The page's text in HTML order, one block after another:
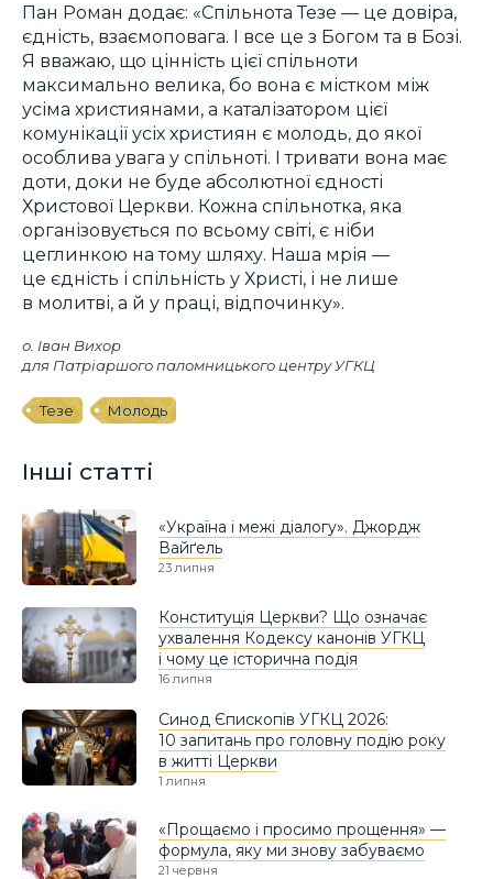
Пан Роман додає: «Спільнота Тезе — це довіра,
єдність, взаємоповага. І все це з Богом та в Бозі.
Я вважаю, що цінність цієї спільноти
максимально велика, бо вона є містком між
усіма християнами, а каталізатором цієї
комунікації усіх християн є молодь, до якої
особлива увага у спільноті. І тривати вона має
доти, доки не буде абсолютної єдності
Христової Церкви. Кожна спільнотка, яка
організовується по всьому світі, є ніби
цеглинкою на тому шляху. Наша мрія —
це єдність і спільність у Христі, і не лише
в молитві, а й у праці, відпочинку».
о. Іван Вихор
для Патріаршого паломницького центру УГКЦ
Тезе Молодь
Інші статті
«Україна і межі діалогу». Джордж
Вайґель
23 липня
Конституція Церкви? Що означає
ухвалення Кодексу канонів УГКЦ
і чому це історична подія
16 липня
Синод Єпископів УГКЦ 2026:
10 запитань про головну подію року
в житті Церкви
1 липня
«Прощаємо і просимо прощення» —
формула, яку ми знову забуваємо
21 червня